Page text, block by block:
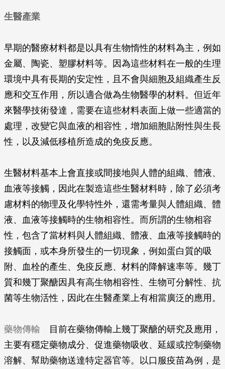
生醫產業
早期的醫療材料都是以具有生物惰性的材料為主，例如
金屬、陶瓷、塑膠材料等。因為這些材料在一般的生理
環境中具有長期的安定性，且不會與細胞及組織產生反
應和交互作用，所以適合做為生物醫學的材料。但近年
來醫學技術發達，需要在這些材料表面上做一些適當的
處理，改變它與血液的相容性，增加細胞貼附性與生長
性，以及減低移植所造成的免疫反應。
生醫材料基本上會直接或間接地與人體的組織、體液、
血液等接觸，因此在製造這些生醫材料時，除了必須考
慮材料的物理及化學特性外，還需考量與人體組織、體
液、血液等接觸時的生物相容性。而所謂的生物相容
性，包含了當材料與人體組織、體液、血液等接觸時的
接觸面，或本身所發生的一切現象，例如蛋白質的吸
附、血栓的產生、免疫反應、材料的降解速率等。幾丁
質和幾丁聚醣因具有高生物相容性、生物可分解性、抗
菌等生物活性，因此在生醫產業上有相當廣泛的應用。
藥物傳輸 目前在藥物傳輸上幾丁聚醣的研究及應用，
主要有穩定藥物成分、促進藥物吸收、延緩或控制藥物
溶解、幫助藥物送達特定器官等。以口服疫苗為例，是